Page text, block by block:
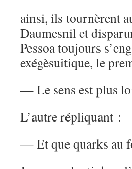
ainsi, ils tournèrent
Daumesnil et
Pessoa toujours
exégèsuitique, le
— Le sens est plus
L’autre répliquant :
— Et que quarks au